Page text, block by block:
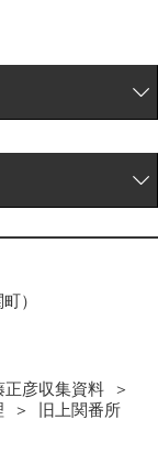
）
彦収集資料 ＞
＞ 旧上関番所